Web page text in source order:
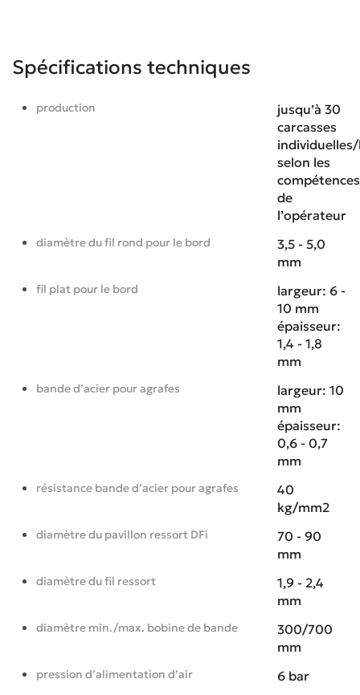
Spécifications techniques
production
jusqu’à 30
carcasses
selon les
compétences
de
l’opérateur
diamètre du fil rond pour le bord
3,5 - 5,0
mm
fil plat pour le bord
largeur: 6 -
10 mm
épaisseur:
1,4 - 1,8
mm
bande d’acier pour agrafes
largeur: 10
mm
épaisseur:
0,6 - 0,7
mm
résistance bande d’acier pour agrafes
40
kg/mm2
diamètre du pavillon ressort DFi
70 - 90
mm
diamètre du fil ressort
1,9 - 2,4
mm
diamètre min./max. bobine de bande
300/700
mm
pression d’alimentation d’air 6 bar